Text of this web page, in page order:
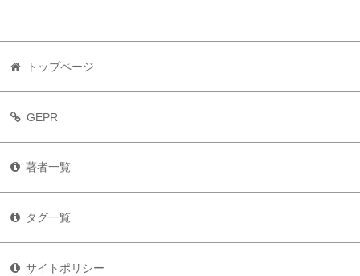
トップページ
GEPR
著者一覧
タグ一覧
サイトポリシー